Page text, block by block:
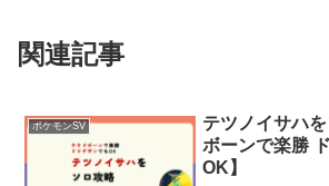
関連記事
ポケモンSV
テツノイサハ
ボーンで楽勝
OK】